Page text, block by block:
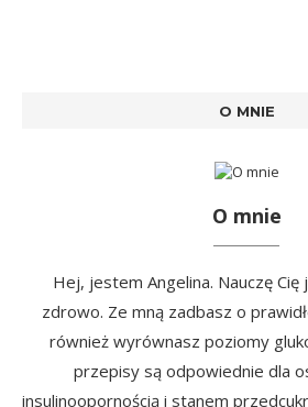
O MNIE
O mnie
Hej, jestem Angelina. Nauczę Cię
zdrowo. Ze mną zadbasz o
również wyrównasz poziomy
przepisy są odpowiednie dla
insulinoopornością i stanem